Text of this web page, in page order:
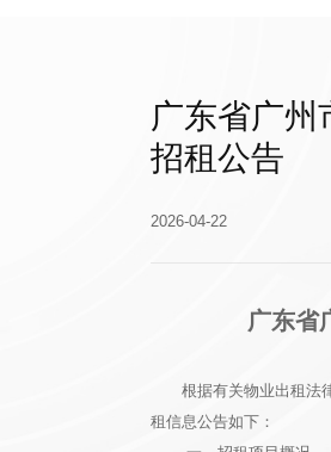
广东省广
招租公告
2026-04-22
广东省
根据有关物业出租法
租信息公告如下：